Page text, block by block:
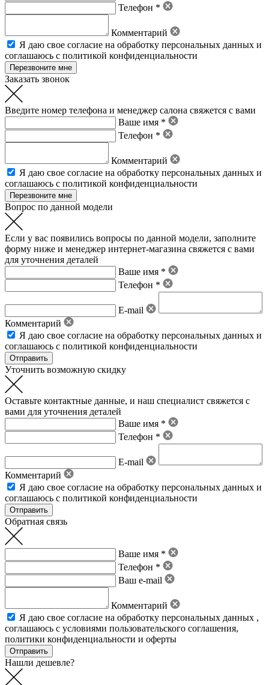
Телефон *
Комментарий
Я даю свое согласие на обработку персональных данных и
соглашаюсь с политикой конфиденциальности
Заказать звонок
Введите номер телефона и менеджер салона свяжется с вами
Ваше имя *
Телефон *
Комментарий
Я даю свое согласие на обработку персональных данных и
соглашаюсь с политикой конфиденциальности
Вопрос по данной модели
Если у вас появились вопросы по данной модели, заполните
форму ниже и менеджер интернет-магазина свяжется с вами
для уточнения деталей
Ваше имя *
Телефон *
E-mail
Комментарий
Я даю свое согласие на обработку персональных данных и
соглашаюсь с политикой конфиденциальности
Уточнить возможную скидку
Оставьте контактные данные, и наш специалист свяжется с
вами для уточнения деталей
Ваше имя *
Телефон *
E-mail
Комментарий
Я даю свое согласие на обработку персональных данных и
соглашаюсь с политикой конфиденциальности
Обратная связь
Ваше имя *
Телефон *
Ваш e-mail
Комментарий
Я даю свое согласие на обработку персональных данных ,
соглашаюсь с условиями пользовательского соглашения,
политики конфиденциальности и оферты
Нашли дешевле?